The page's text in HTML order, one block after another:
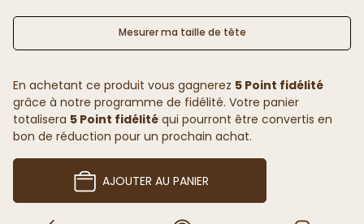
Mesurer ma taille de tête
En achetant ce produit vous gagnerez 5 Point fidélité
grâce à notre programme de fidélité. Votre panier
totalisera 5 Point fidélité qui pourront être convertis en
bon de réduction pour un prochain achat.
AJOUTER AU PANIER